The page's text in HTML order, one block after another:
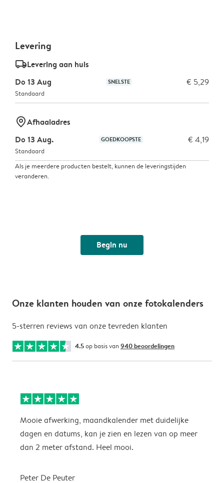
Levering
delivery_standard_v2Levering aan huis
Do 13 Aug
SNELSTE € 5,29
Standaard
marker-pinAfhaaladres
Do 13 Aug.
GOEDKOOPSTE € 4,19
Standaard
Als je meerdere producten bestelt, kunnen de leveringstijden
veranderen.
Begin nu
Onze klanten houden van onze fotokalenders
5-sterren reviews van onze tevreden klanten
4.5op basis van 940 beoordelingen
Mooie afwerking, maandkalender met duidelijke
dagen en datums, kan je zien en lezen van op meer
dan 2 meter afstand. Heel mooi.
Peter De Peuter